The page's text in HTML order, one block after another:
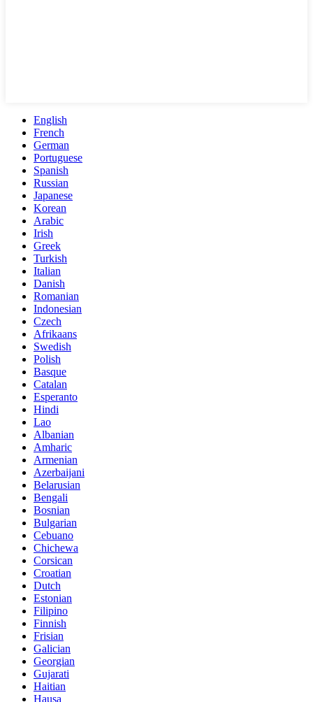
English
French
German
Portuguese
Spanish
Russian
Japanese
Korean
Arabic
Irish
Greek
Turkish
Italian
Danish
Romanian
Indonesian
Czech
Afrikaans
Swedish
Polish
Basque
Catalan
Esperanto
Hindi
Lao
Albanian
Amharic
Armenian
Azerbaijani
Belarusian
Bengali
Bosnian
Bulgarian
Cebuano
Chichewa
Corsican
Croatian
Dutch
Estonian
Filipino
Finnish
Frisian
Galician
Georgian
Gujarati
Haitian
Hausa